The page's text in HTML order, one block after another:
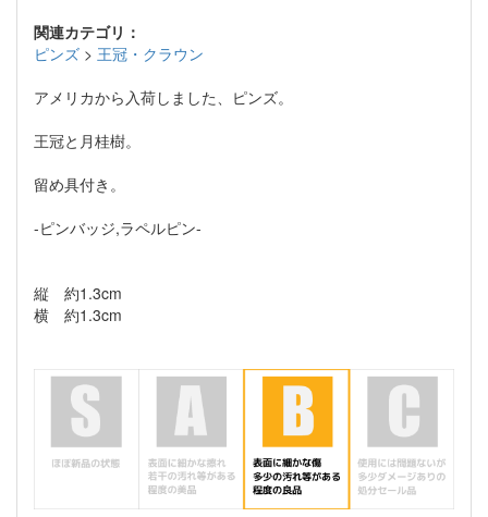
関連カテゴリ：
ピンズ > 王冠・クラウン
アメリカから入荷しました、ピンズ。
王冠と月桂樹。
留め具付き。
-ピンバッジ,ラペルピン-
縦 約1.3cm
横 約1.3cm